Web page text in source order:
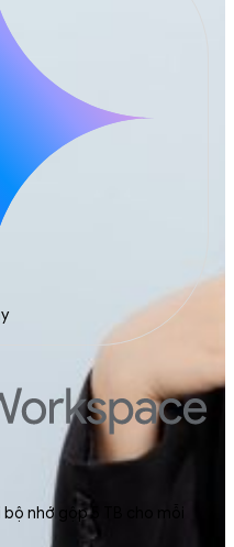
nhớ gộp 5 TB cho mỗi